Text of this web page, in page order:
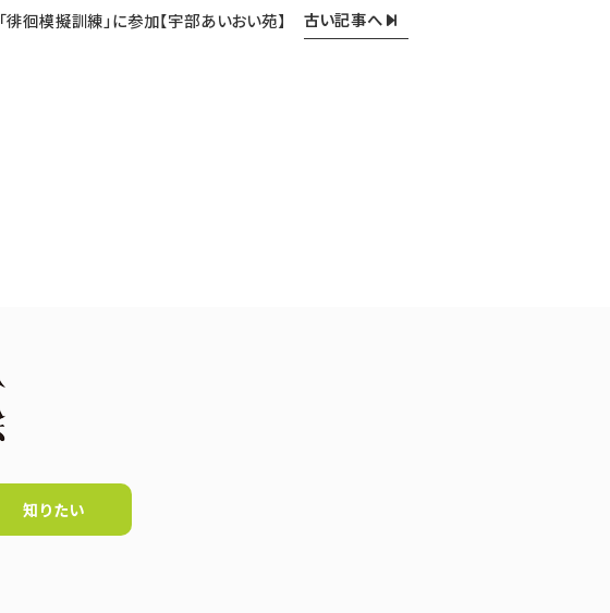
古い記事へ
「徘徊模擬訓練」に参加【宇部あいおい苑】
知りたい